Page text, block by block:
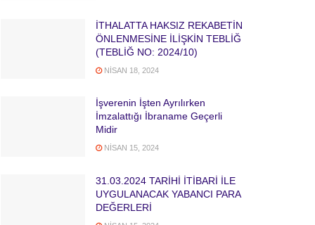
İTHALATTA HAKSIZ REKABETİN
ÖNLENMESİNE İLİŞKİN TEBLİĞ
(TEBLİĞ NO: 2024/10)
NISAN 18, 2024
İşverenin İşten Ayrılırken
İmzalattığı İbraname Geçerli
Midir
NISAN 15, 2024
31.03.2024 TARİHİ İTİBARİ İLE
UYGULANACAK YABANCI PARA
DEĞERLERİ